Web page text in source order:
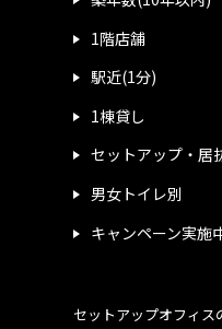
1階店舗
駅近(1分)
1棟貸し
セットアップ・居
男女トイレ別
キャンペーン実施
セットアップオフィス